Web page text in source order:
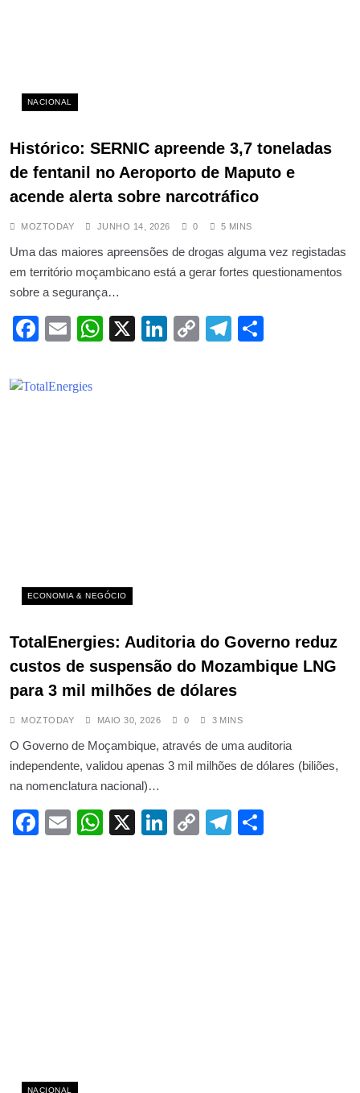
NACIONAL
Histórico: SERNIC apreende 3,7 toneladas
de fentanil no Aeroporto de Maputo e
acende alerta sobre narcotráfico
MOZTODAY JUNHO 14, 2026 0 5 MINS
Uma das maiores apreensões de drogas alguma vez registadas
em território moçambicano está a gerar fortes questionamentos
sobre a segurança…
Facebook
EmailWhatsApp
X LinkedIn
CopyTelegram
ECONOMIA & NEGÓCIO
TotalEnergies: Auditoria do Governo reduz
custos de suspensão do Mozambique LNG
para 3 mil milhões de dólares
MOZTODAY MAIO 30, 2026 0 3 MINS
O Governo de Moçambique, através de uma auditoria
independente, validou apenas 3 mil milhões de dólares (biliões,
na nomenclatura nacional)…
Facebook
EmailWhatsApp
X LinkedIn
CopyTelegram
NACIONAL